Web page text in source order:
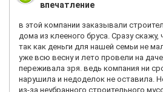
впечатление
в этой компании заказывали
дома из клееного бруса. Сразу
так как деньги для нашей семьи не
уже всю весну и лето провели на
переживала зря. ведь компания ни
нарушила и недоделок не оставила.
из-за неубранного строительного